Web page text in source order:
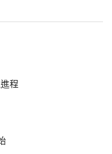
程